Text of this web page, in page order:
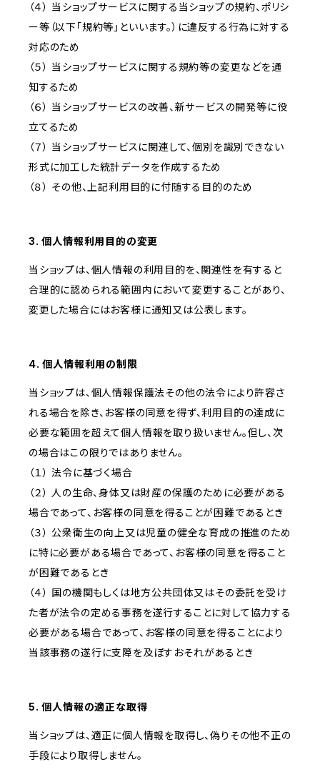
（４） 当ショップサービスに関する当ショップの規約、ポリシ
ー等（以下「規約等」といいます。）に違反する行為に対する
対応のため
（５） 当ショップサービスに関する規約等の変更などを通
知するため
（６） 当ショップサービスの改善、新サービスの開発等に役
立てるため
（７） 当ショップサービスに関連して、個別を識別できない
形式に加工した統計データを作成するため
（８） その他、上記利用目的に付随する目的のため
3. 個人情報利用目的の変更
当ショップは、個人情報の利用目的を、関連性を有すると
合理的に認められる範囲内において変更することがあり、
変更した場合にはお客様に通知又は公表します。
4. 個人情報利用の制限
当ショップは、個人情報保護法その他の法令により許容さ
れる場合を除き、お客様の同意を得ず、利用目的の達成に
必要な範囲を超えて個人情報を取り扱いません。但し、次
の場合はこの限りではありません。
（１） 法令に基づく場合
（２） 人の生命、身体又は財産の保護のために必要がある
場合であって、お客様の同意を得ることが困難であるとき
（３） 公衆衛生の向上又は児童の健全な育成の推進のため
に特に必要がある場合であって、お客様の同意を得ること
が困難であるとき
（４） 国の機関もしくは地方公共団体又はその委託を受け
た者が法令の定める事務を遂行することに対して協力する
必要がある場合であって、お客様の同意を得ることにより
当該事務の遂行に支障を及ぼすおそれがあるとき
5. 個人情報の適正な取得
当ショップは、適正に個人情報を取得し、偽りその他不正の
手段により取得しません。